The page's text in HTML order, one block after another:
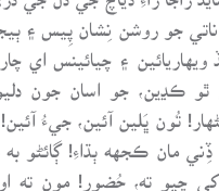
جو روشن نِشان پِيس ۽
ويهاريائين ۽ چيائينس اي
ٿو ڪڍين، جو اسان جون
تُون ڀَلين آئين، جيءُ
ڏِني مان ڪجهه ٻڌاءِ! ڳائڻو
کي چيو ته، حُضور! مون ته